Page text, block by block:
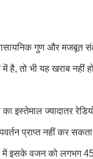
गुण और मजबूत
तो भी यह खराब नहीं
इस्तेमाल ज्यादातर
प्राप्त नहीं कर
में इसके वजन को लगभग